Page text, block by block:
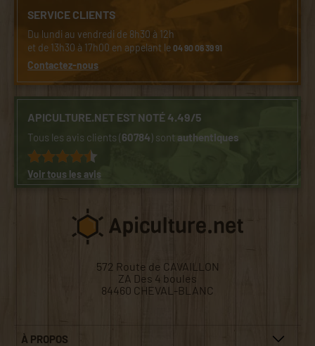
SERVICE CLIENTS
Du lundi au vendredi de 8h30 à 12h
et de 13h30 à 17h00 en appelant le04 90 06 39 91
Contactez-nous
APICULTURE.NET EST NOTÉ 4.49/5
Tous les avis clients (60784) sontauthentiques
Voir tous les avis
572 Route de CAVAILLON
ZA Des 4 boules
84460 CHEVAL-BLANC
À PROPOS